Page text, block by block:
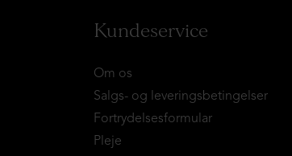
Kundeservice
Om os
Salgs- og leveringsbetingelser
Fortrydelsesformular
Pleje